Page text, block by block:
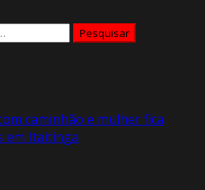
caminhão e mulher fica
em Itaitinga